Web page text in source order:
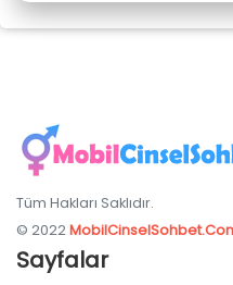
Tüm Hakları Saklıdır.
© 2022
Sayfalar